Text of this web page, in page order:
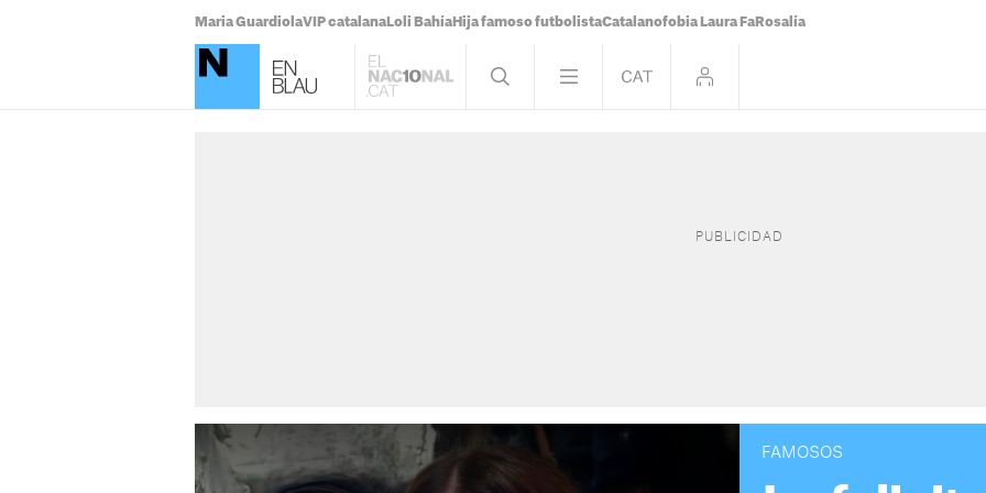
Maria GuardiolaVIP catalana Loli Bahía Hija famoso futbolistaCatalanofobia Laura Fa Rosalía
FAMOSOS